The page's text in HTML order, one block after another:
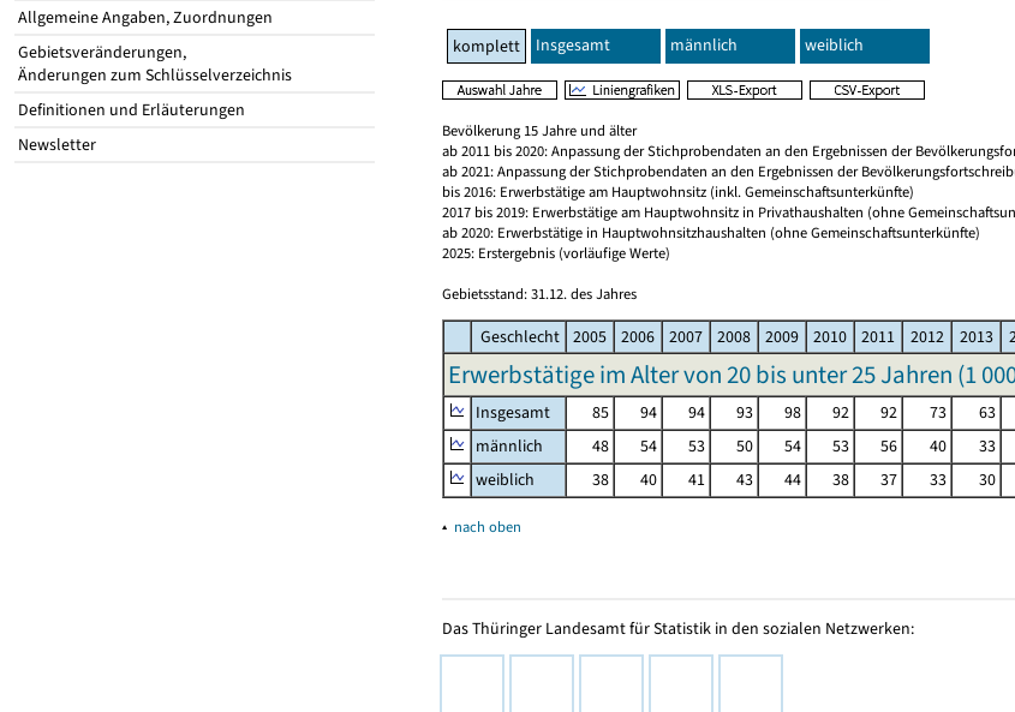
Allgemeine Angaben, Zuordnungen
Gebietsveränderungen,
Änderungen zum Schlüsselverzeichnis
Definitionen und Erläuterungen
Newsletter
komplett Insgesamt männlich weiblich
Bevölkerung 15 Jahre und älter
ab 2011 bis 2020: Anpassung der Stichprobendaten an den Ergebnissen der
ab 2021: Anpassung der Stichprobendaten an den Ergebnissen der
bis 2016: Erwerbstätige am Hauptwohnsitz (inkl. Gemeinschaftsunterkünfte)
2017 bis 2019: Erwerbstätige am Hauptwohnsitz in Privathaushalten (ohne
ab 2020: Erwerbstätige in Hauptwohnsitzhaushalten (ohne Gemeinschaftsunterkünfte)
2025: Erstergebnis (vorläufige Werte)
Gebietsstand: 31.12. des Jahres
Geschlecht 2005 2006 2007 2008 2009 2010 2011 2012 2013
Erwerbstätige im Alter von 20 bis unter 25 Jahren (1
Insgesamt 85 94 94 93 98 92 92 73 63
männlich
48 54 53 50 54 53 56 40 33
weiblich
38 40 41 43 44 38 37 33 30
▴ nach oben
Das Thüringer Landesamt für Statistik in den sozialen Netzwerken: